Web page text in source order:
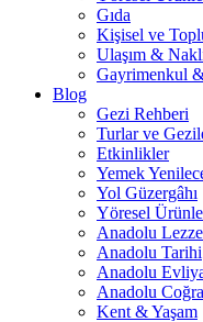
Gıda
Kişisel ve
Ulaşım &
Gayrimenkul
Blog
Gezi Rehberi
Turlar ve
Etkinlikler
Yemek
Yol Güzergâhı
Yöresel
Anadolu
Anadolu Tarihi
Anadolu
Anadolu
Kent & Yaşam